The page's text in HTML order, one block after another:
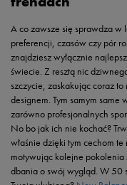
A co zawsze się sprawdza w
preferencji, czasów czy pór
znajdziesz wyłącznie
świecie. Z resztą nic
szczycie, zaskakując coraz
designem. Tym samym
zarówno profesjonalnych
No bo jak ich nie kochać?
właśnie dzięki tym cechom
motywując kolejne
dbania o swój wygląd. W 50